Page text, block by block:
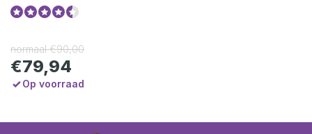
normaal€90,00
€79,94
Op voorraad